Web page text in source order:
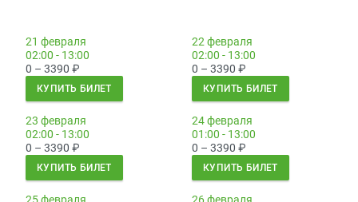
21 февраля
02:00 - 13:00
0 – 3390 ₽
КУПИТЬ БИЛЕТ
22 февраля
02:00 - 13:00
0 – 3390 ₽
КУПИТЬ БИЛЕТ
23 февраля
02:00 - 13:00
0 – 3390 ₽
КУПИТЬ БИЛЕТ
24 февраля
01:00 - 13:00
0 – 3390 ₽
КУПИТЬ БИЛЕТ